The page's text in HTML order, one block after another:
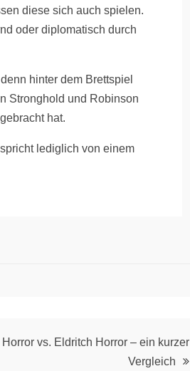
diese sich auch spielen.
oder diplomatisch durch
hinter dem Brettspiel
Stronghold und Robinson
hat.
spricht lediglich von einem
vs. Eldritch Horror – ein kurzer
Vergleich